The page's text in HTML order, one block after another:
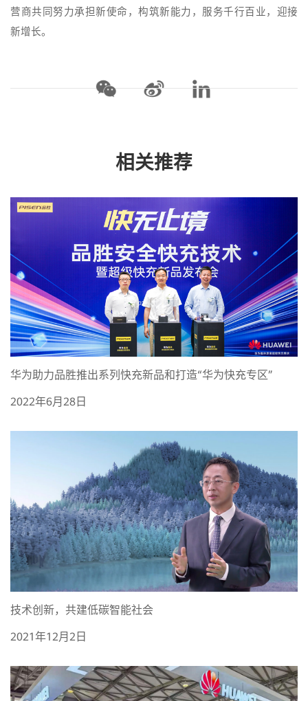
营商共同努力承担新使命，构筑新能力，服务千行百业，迎接
新增长。
相关推荐
华为助力品胜推出系列快充新品和打造“华为快充专区”
2022年6月28日
技术创新，共建低碳智能社会
2021年12月2日